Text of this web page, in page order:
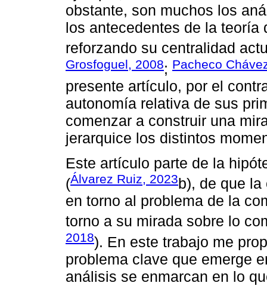
obstante, son muchos los
los antecedentes de la teoría
reforzando su centralidad
Grosfoguel, 2008; Pacheco
presente artículo, por el
autonomía relativa de sus
comenzar a construir una
jerarquice los distintos
Este artículo parte de la
(Álvarez Ruiz, 2023b), de que la
en torno al problema de la
torno a su mirada sobre lo
2018). En este trabajo me
problema clave que emerge
análisis se enmarcan en lo